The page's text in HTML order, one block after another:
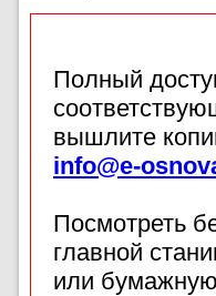
Полный
вышлите
info@e-
Посмотреть
главной
или